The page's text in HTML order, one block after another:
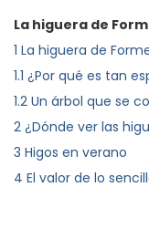
La higuera de
1 La higuera de
1.1 ¿Por qué es tan
1.2 Un árbol que se
2 ¿Dónde ver las
3 Higos en verano
4 El valor de lo